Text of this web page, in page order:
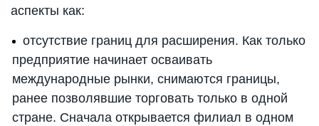
аспекты как:
отсутствие границ для расширения. Как только
предприятие начинает осваивать
международные рынки, снимаются границы,
ранее позволявшие торговать только в одной
стране. Сначала открывается филиал в одном